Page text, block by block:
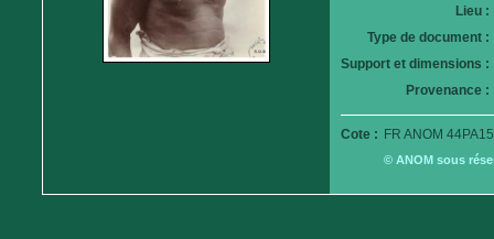
Lieu :
Type de document :
Support et dimensions :
Provenance :
Cote : FR ANOM
© ANOM sous